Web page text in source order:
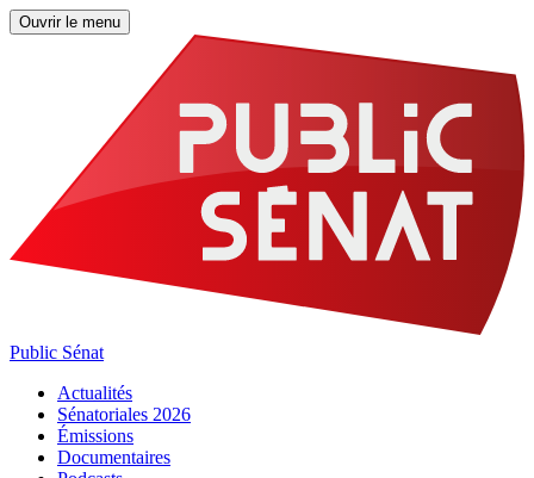
Ouvrir le menu
Public Sénat
Actualités
Sénatoriales 2026
Émissions
Documentaires